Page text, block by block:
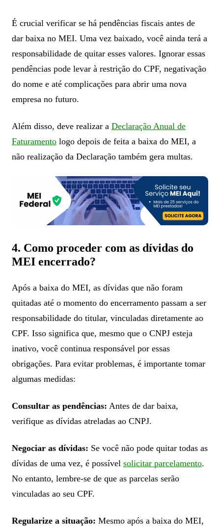
É crucial verificar se há pendências fiscais antes de
dar baixa no MEI. Uma vez baixado, você ainda terá a
responsabilidade de quitar esses valores. Ignorar essas
pendências pode levar à restrição do CPF, negativação
do nome e até complicações para abrir uma nova
empresa no futuro.
Além disso, deve realizar a Declaração Anual de
Faturamento logo depois de feita a baixa do MEI, a
não realização da Declaração também gera multas.
4. Como proceder com as dívidas do
MEI encerrado?
Após a baixa do MEI, as dívidas que não foram
quitadas até o momento do encerramento passam a ser
responsabilidade do titular, vinculadas diretamente ao
CPF. Isso significa que, mesmo que o CNPJ esteja
inativo, você continua responsável por essas
obrigações. Para evitar problemas, é importante tomar
algumas medidas:
Consultar as pendências: Antes de dar baixa,
verifique as dívidas atreladas ao CNPJ.
Negociar as dívidas: Se você não pode quitar todas as
dívidas de uma vez, é possível solicitar parcelamento.
No entanto, lembre-se de que as parcelas serão
vinculadas ao seu CPF.
Regularize a situação: Mesmo após a baixa do MEI,